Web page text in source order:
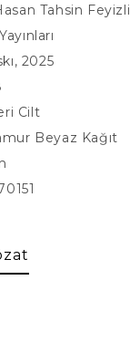
Tahsin Feyizli
2025
Cilt
Beyaz Kağıt